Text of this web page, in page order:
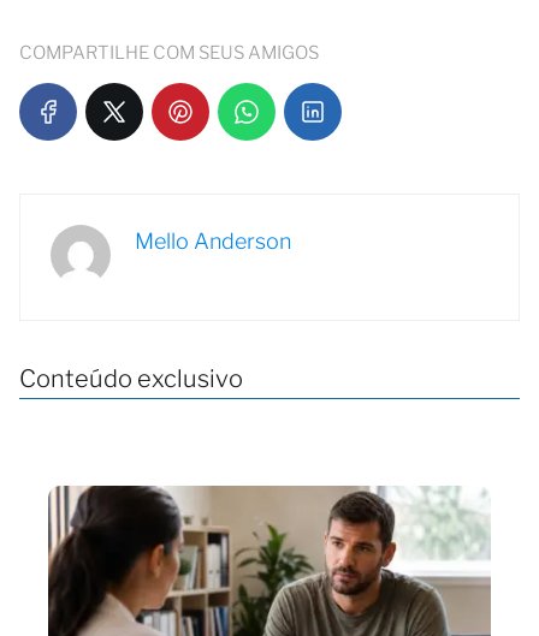
COMPARTILHE COM SEUS AMIGOS
Mello Anderson
Conteúdo exclusivo